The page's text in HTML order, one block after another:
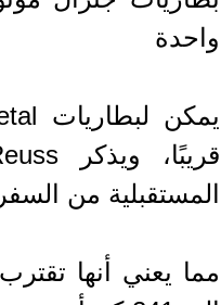
واحدة
المستقبلية من السفر 805-966 كم بشحنة واحدة.